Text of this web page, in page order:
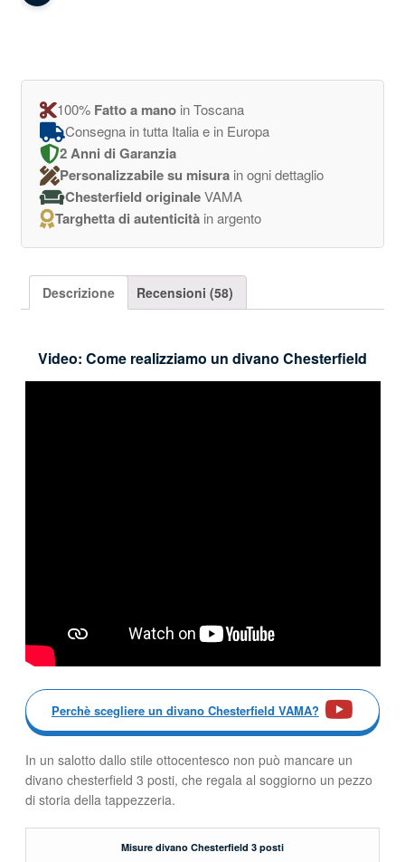
100% Fatto a manoin Toscana
Consegna in tutta Italia e in Europa
2 Anni di Garanzia
Personalizzabile su misurain ogni dettaglio
Chesterfield originaleVAMA
Targhetta di autenticitàin argento
Descrizione Recensioni (58)
Video: Come realizziamo un divano Chesterfield
Perchè scegliere un divano Chesterfield VAMA?
In un salotto dallo stile ottocentesco non può mancare un
divano chesterfield 3 posti, che regala al soggiorno un pezzo
di storia della tappezzeria.
Misure divano Chesterfield 3 posti